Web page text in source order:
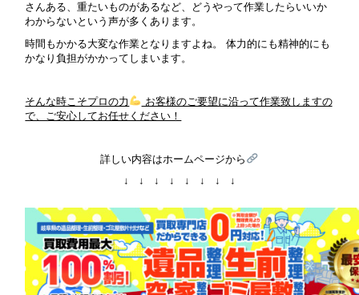
さんある、重たいものがあるなど、どうやって作業したらいいか
わからないという声が多くあります。
時間もかかる大変な作業となりますよね。 体力的にも精神的にも
かなり負担がかかってしまいます。
そんな時こそプロの力
お客様のご要望に沿って作業致しますの
で、ご安心してお任せください！
詳しい内容はホームページから
↓ ↓ ↓ ↓ ↓ ↓ ↓ ↓